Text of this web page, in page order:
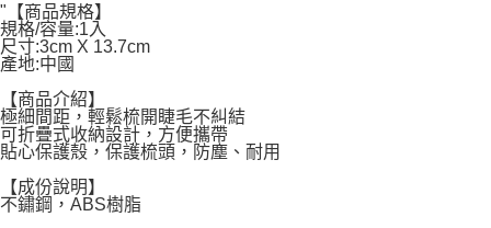
每筆NT$60，滿NT$599(含以上)免運費
宅配
每筆NT$120，滿NT$1,999(含以上)免運費
"【商品規格】
規格/容量:1入
尺寸:3cm X 13.7cm
產地:中國
【商品介紹】
極細間距，輕鬆梳開睫毛不糾結
可折疊式收納設計，方便攜帶
貼心保護殼，保護梳頭，防塵、耐用
【成份說明】
不鏽鋼，ABS樹脂